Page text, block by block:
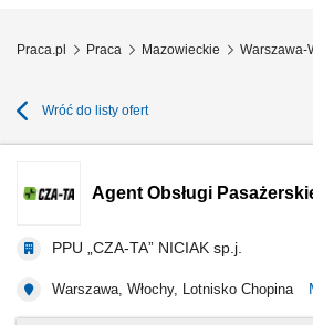
Praca.pl Praca Mazowieckie Warszawa-
Wróć do listy ofert
Agent Obsługi
PPU „CZA-TA” NICIAK sp.j.
Warszawa, Włochy, Lotnisko Chopina